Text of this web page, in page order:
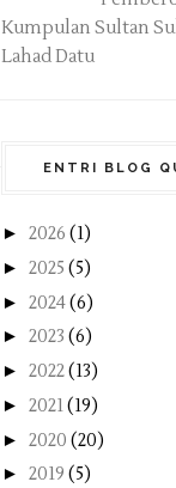
Kumpulan Sultan
Lahad Datu
ENTRI BLOG
► 2026 (1)
► 2025 (5)
► 2024(6)
► 2023 (6)
► 2022(13)
► 2021(19)
► 2020 (20)
► 2019 (5)